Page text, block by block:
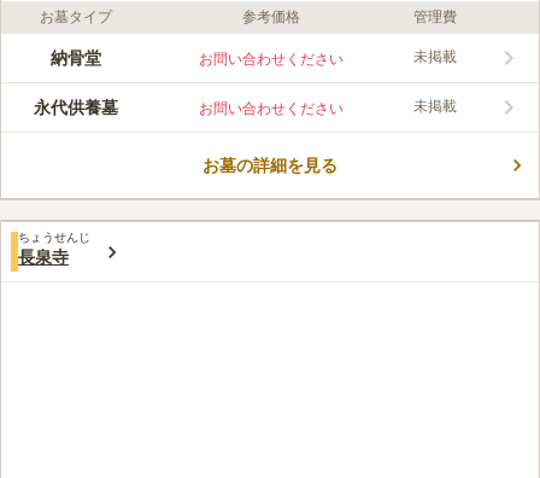
ライフドット編集部のコメント
小田急線「経堂駅」から徒歩約8分、東急世田谷線「松原駅」か
設も完備されているため便利です。永代供養墓、納骨堂があり、
継承者がいなくても安心できる寺院になっています。 永代供養
墓のようにお参りができます。
この霊園はまだ誰からも評価されていません。
お墓タイプ 参考価格 管理費
納骨堂 お問い合わせください 未掲載
永代供養墓 お問い合わせください 未掲載
お墓の詳細を見る
ちょうせんじ
長泉寺